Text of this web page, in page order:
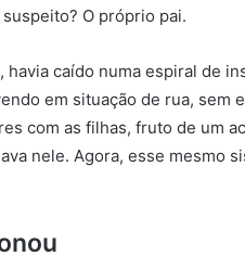
O próprio pai.
caído numa espiral de
em situação de rua, sem
com as filhas, fruto de um
nele. Agora, esse mesmo